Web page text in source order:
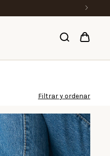
Filtrar y ordenar